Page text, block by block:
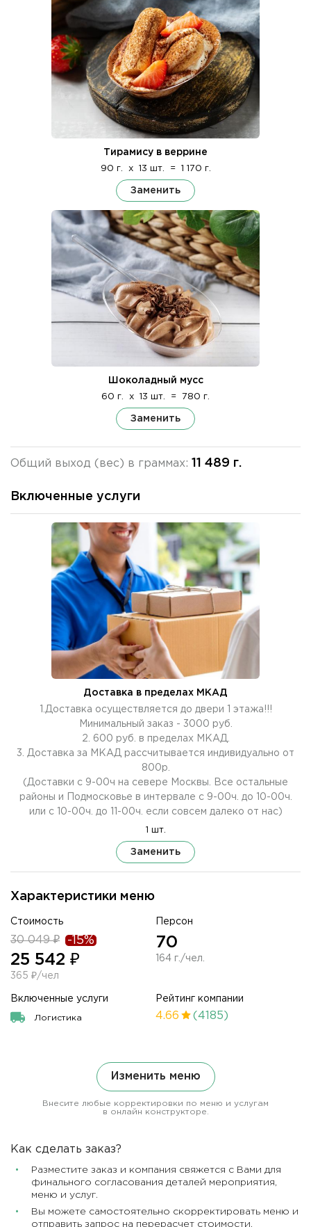
Характеристики меню
Стоимость
30 049 ₽ -15%
25 542 ₽
365 ₽/чел
Персон
70
164 г./чел.
Включенные услуги
Логистика
Рейтинг компании
4.66 (4185)
Тирамису в веррине
90 г. x 13 шт. = 1 170 г.
Заменить
Шоколадный мусс
60 г. x 13 шт. = 780 г.
Заменить
Общий выход (вес) в граммах: 11 489 г.
Изменить меню
Внесите любые корректировки по меню и услугам
в онлайн конструкторе.
Включенные услуги
Доставка в пределах МКАД
1.Доставка осуществляется до двери 1 этажа!!!
Минимальный заказ - 3000 руб.
2. 600 руб. в пределах МКАД.
3. Доставка за МКАД рассчитывается индивидуально от
800р.
(Доставки с 9-00ч на севере Москвы. Все остальные
районы и Подмосковье в интервале с 9-00ч. до 10-00ч.
или с 10-00ч. до 11-00ч. если совсем далеко от нас)
1 шт.
Заменить
Как сделать заказ?
Разместите заказ и компания свяжется с Вами для
финального согласования деталей мероприятия,
меню и услуг.
Вы можете самостоятельно скорректировать меню и
отправить запрос на перерасчет стоимости.